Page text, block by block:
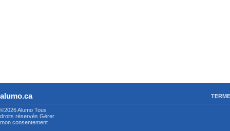
alumo.ca
©2026 Alumo Tous
droits réservés Gérer
mon consentement